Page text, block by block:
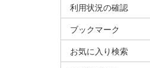
利用状況の確認
ブックマーク
お気に入り検索